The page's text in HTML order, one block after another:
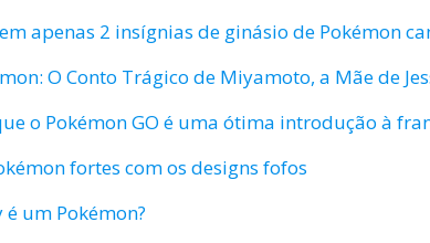
apenas 2 insígnias de ginásio de Pokémon
O Conto Trágico de Miyamoto, a Mãe de
o Pokémon GO é uma ótima introdução à
fortes com os designs fofos
é um Pokémon?